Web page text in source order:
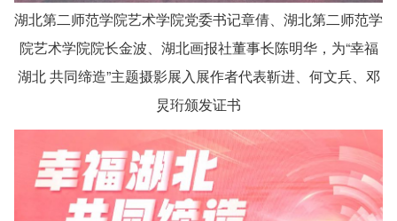
湖北第二师范学院艺术学院党委书记章倩、湖北第二师范学
院艺术学院院长金波、湖北画报社董事长陈明华，为“幸福
湖北 共同缔造”主题摄影展入展作者代表靳进、何文兵、邓
炅珩颁发证书